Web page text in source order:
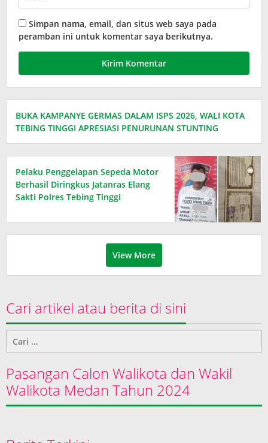
Simpan nama, email, dan situs web saya pada
peramban ini untuk komentar saya berikutnya.
BUKA KAMPANYE GERMAS DALAM ISPS 2026, WALI KOTA
TEBING TINGGI APRESIASI PENURUNAN STUNTING
Pelaku Penggelapan Sepeda Motor
Berhasil Diringkus Jatanras Elang
Sakti Polres Tebing Tinggi
View More
Cari artikel atau berita di sini
untuk:
Pasangan Calon Walikota dan Wakil
Walikota Medan Tahun 2024